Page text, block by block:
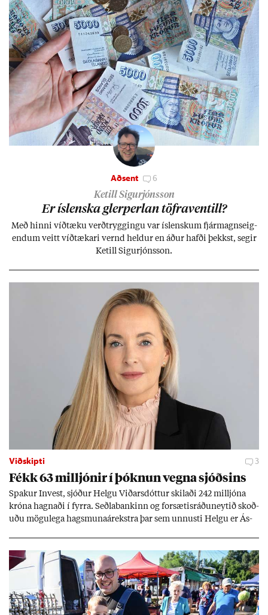
Aðsent 6
Ketill Sigurjónsson
Er ís­lenska glerperl­an töfra­ventill?
Með hinni víð­tæku verð­trygg­ingu var ís­lensk­um fjár­magns­eig­
end­um veitt víð­tæk­ari vernd held­ur en áð­ur hafði þekkst, seg­ir
Ketill Sig­ur­jóns­son.
Viðskipti 3
Fékk 63 millj­ón­ir í þókn­un vegna sjóðs­ins
Spak­ur In­vest, sjóð­ur Helgu Við­ars­dótt­ur skil­aði 242 millj­óna
króna hagn­aði í fyrra. Seðla­bank­inn og for­sæt­is­ráðu­neyt­ið skoð­
uðu mögu­lega hags­muna­árekstra þar sem unnusti Helgu er Ás­